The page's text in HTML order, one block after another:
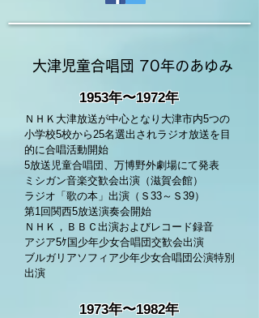
大津児童合唱団 70年のあゆみ
1953年〜1972年
ＮＨＫ大津放送が中心となり大津市内5つの
小学校5校から25名選出されラジオ放送を目
的に合唱活動開始
5放送児童合唱団、万博野外劇場にて発表
ミシガン音楽交歓会出演（滋賀会館）
ラジオ「歌の本」出演（Ｓ33～Ｓ39）
第1回関西5放送演奏会開始
ＮＨＫ，ＢＢＣ出演およびレコード録音
アジア5ｹ国少年少女合唱団交歓会出演
ブルガリアソフィア少年少女合唱団公演特別
出演
1973年〜1982年